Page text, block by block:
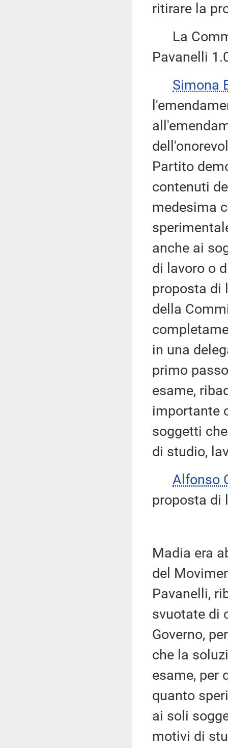
ritirare la
La
Pavanelli
Simona
Partito
contenuti
medesima
anche ai
di lavoro o
proposta di
della
in una
primo
esame,
importante
soggetti
di studio,
Alfonso
proposta di
Madia era
del
Pavanelli,
svuotate di
Governo,
che la
esame, per
quanto
ai soli
motivi di